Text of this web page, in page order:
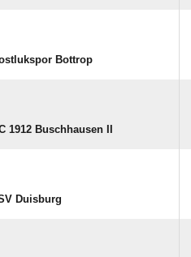
Bottrop
1912 Buschhausen II
Duisburg